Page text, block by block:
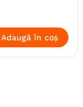
Adaugă în coș